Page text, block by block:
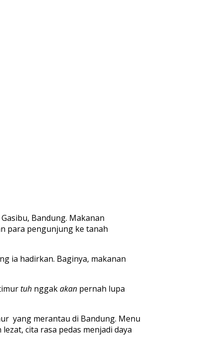
Bandung. Makanan
para pengunjung ke tanah
ia hadirkan. Baginya, makanan
tuh nggakakan pernah lupa
yang merantau di Bandung. Menu
cita rasa pedas menjadi daya